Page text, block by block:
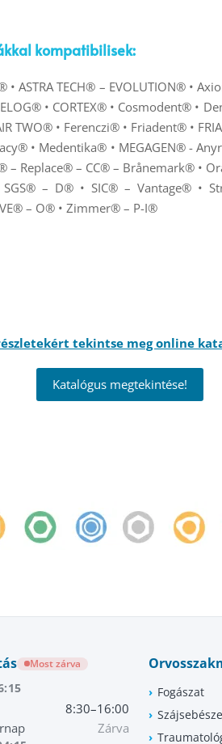
kompatibilisek:
ASTRA TECH® – EVOLUTION® •
• CORTEX® • Cosmodent® •
TWO® • Ferenczi® • Friadent® •
• Medentika® • MEGAGEN® -
– Replace® – CC® – Brånemark® •
SGS® – D® • SIC® – Vantage® •
– O® • Zimmer® – P-I®
tekintse megonline
Katalógus megtekintése!
Most zárva
8:30–16:00
Zárva
Fogászat